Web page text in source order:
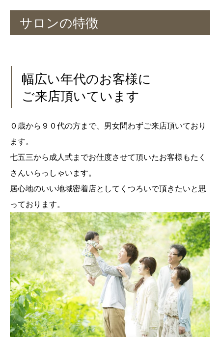
サロンの特徴
幅広い年代のお客様に
ご来店頂いています
０歳から９０代の方まで、男女問わずご来店頂いており
ます。
七五三から成人式までお仕度させて頂いたお客様もたく
さんいらっしゃいます。
居心地のいい地域密着店としてくつろいで頂きたいと思
っております。